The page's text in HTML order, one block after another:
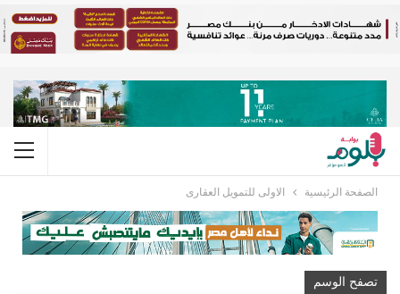
الصفحة الرئيسية الاولى للتمويل العقارى
تصفح الوسم